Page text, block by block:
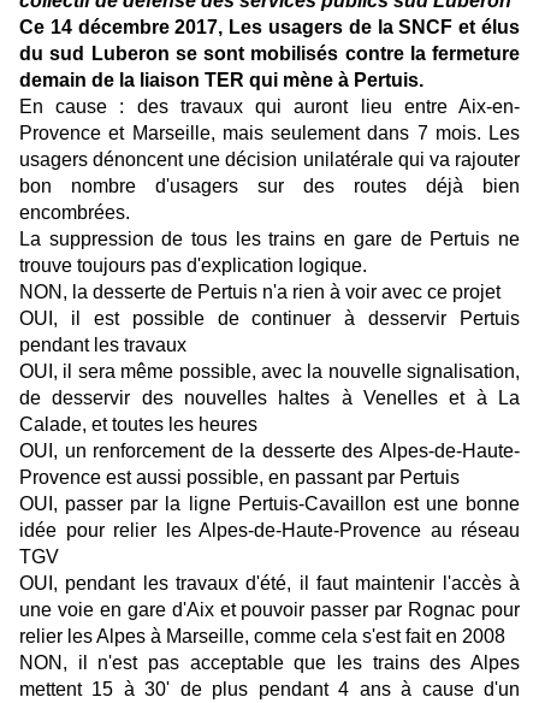
Ce 14 décembre 2017, Les usagers de la SNCF et élus
du sud Luberon se sont mobilisés contre la fermeture
demain de la liaison TER qui mène à Pertuis.
En cause : des travaux qui auront lieu entre Aix-en-
Provence et Marseille, mais seulement dans 7 mois. Les
usagers dénoncent une décision unilatérale qui va rajouter
bon nombre d'usagers sur des routes déjà bien
encombrées.
La suppression de tous les trains en gare de Pertuis ne
trouve toujours pas d'explication logique.
NON, la desserte de Pertuis n'a rien à voir avec ce projet
OUI, il est possible de continuer à desservir Pertuis
pendant les travaux
OUI, il sera même possible, avec la nouvelle signalisation,
de desservir des nouvelles haltes à Venelles et à La
Calade, et toutes les heures
OUI, un renforcement de la desserte des Alpes-de-Haute-
Provence est aussi possible, en passant par Pertuis
OUI, passer par la ligne Pertuis-Cavaillon est une bonne
idée pour relier les Alpes-de-Haute-Provence au réseau
TGV
OUI, pendant les travaux d'été, il faut maintenir l'accès à
une voie en gare d'Aix et pouvoir passer par Rognac pour
relier les Alpes à Marseille, comme cela s'est fait en 2008
NON, il n'est pas acceptable que les trains des Alpes
mettent 15 à 30' de plus pendant 4 ans à cause d'un